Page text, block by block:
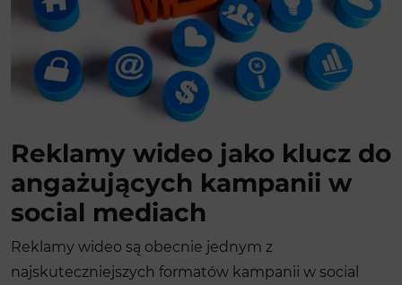
Reklamy wideo jako klucz do
angażujących kampanii w
social mediach
Reklamy wideo są obecnie jednym z
najskuteczniejszych formatów kampanii w social